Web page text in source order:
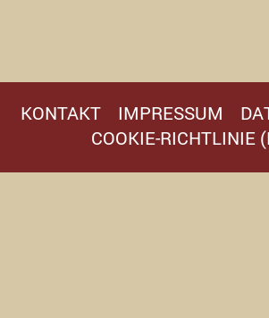
KONTAKT IMPRESSUM
COOKIE-RICHTLINIE